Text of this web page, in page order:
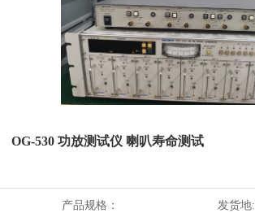
OG-530 功放测试仪 喇叭寿命测试
产品规格： 发货地: